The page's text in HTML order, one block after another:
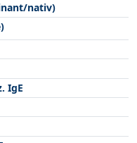
nativ)
IgE